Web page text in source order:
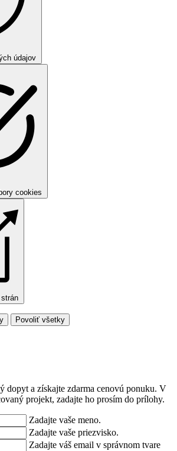
údajov
cookies
Povoliť všetky
dopyt a získajte zdarma cenovú ponuku. V
projekt, zadajte ho prosím do prílohy.
Zadajte vaše meno.
Zadajte vaše priezvisko.
Zadajte váš email v správnom tvare